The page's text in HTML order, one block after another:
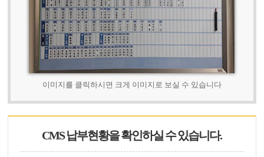
이미지를 클릭하시면 크게 이미지로 보실 수 있습니다
CMS 납부현황을 확인하실 수 있습니다.